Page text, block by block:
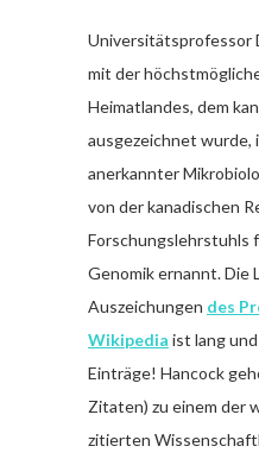
Universitätsprofessor
mit der
Heimatlandes, dem
ausgezeichnet
anerkannter
von der kanadischen
Forschungslehrstuhls
Genomik ernannt. Die
Auszeichungen des
Wikipedia ist lang
Einträge! Hancock
Zitaten) zu einem der
zitierten